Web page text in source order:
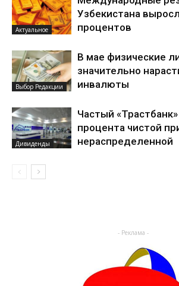
Актуальное
Узбекистана
процентов
Выбор Редакции
В мае физические
значительно
инвалюты
Дивиденды
Частый
процента чистой
нераспределенной
- Реклама -